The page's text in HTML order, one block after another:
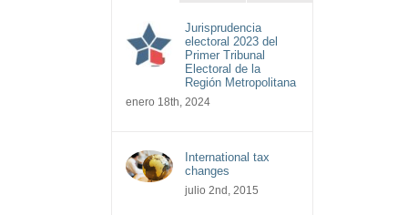
Jurisprudencia
electoral 2023 del
Primer Tribunal
Electoral de la
Región Metropolitana
enero 18th, 2024
International tax
changes
julio 2nd, 2015